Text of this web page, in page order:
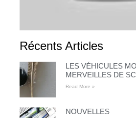
Récents Articles
LES VÉHICULES
MERVEILLES DE
Read More »
NOUVELLES